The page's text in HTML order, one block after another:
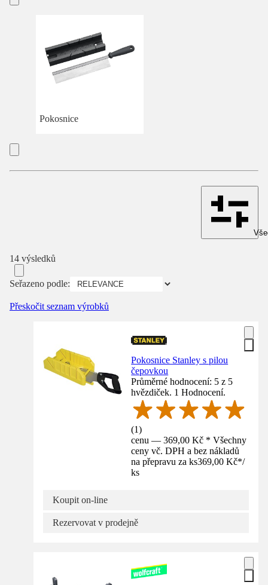
Pokosnice
14 výsledků
Seřazeno podle:
Přeskočit seznam výrobků
Pokosnice Stanley s pilou
čepovkou
Průměrné hodnocení: 5 z 5
hvězdiček. 1 Hodnocení.
(1)
cenu — 369,00 Kč * Všechny
ceny vč. DPH a bez nákladů
na přepravu za ks369,00 Kč*/
ks
Koupit on-line
Rezervovat v prodejně